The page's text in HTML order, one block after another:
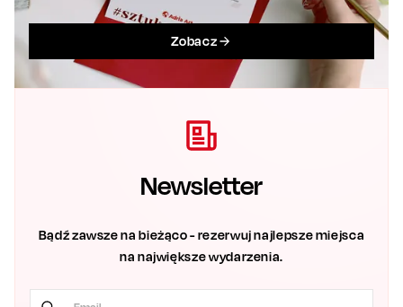
Zobacz
Newsletter
Bądź zawsze na bieżąco - rezerwuj najlepsze miejsca
na największe wydarzenia.